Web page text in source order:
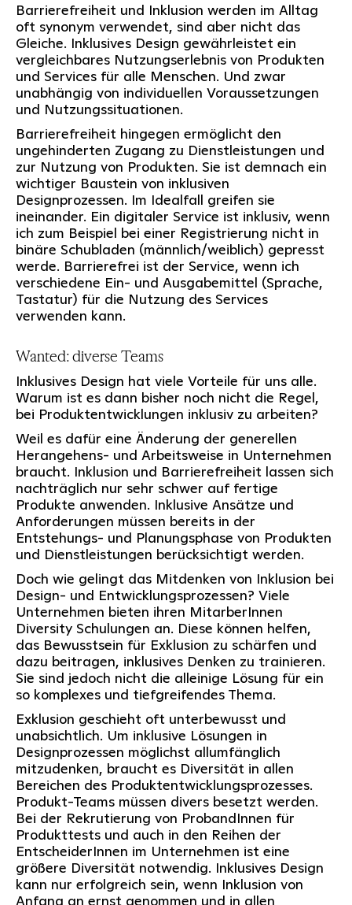
Barrierefreiheit und Inklusion werden im Alltag
oft synonym verwendet, sind aber nicht das
Gleiche. Inklusives Design gewährleistet ein
vergleichbares Nutzungserlebnis von Produkten
und Services für alle Menschen. Und zwar
unabhängig von individuellen Voraussetzungen
und Nutzungssituationen.
Barrierefreiheit hingegen ermöglicht den
ungehinderten Zugang zu Dienstleistungen und
zur Nutzung von Produkten. Sie ist demnach ein
wichtiger Baustein von inklusiven
Designprozessen. Im Idealfall greifen sie
ineinander. Ein digitaler Service ist inklusiv, wenn
ich zum Beispiel bei einer Registrierung nicht in
binäre Schubladen (männlich/weiblich) gepresst
werde. Barrierefrei ist der Service, wenn ich
verschiedene Ein- und Ausgabemittel (Sprache,
Tastatur) für die Nutzung des Services
verwenden kann.
Wanted: diverse Teams
Inklusives Design hat viele Vorteile für uns alle.
Warum ist es dann bisher noch nicht die Regel,
bei Produktentwicklungen inklusiv zu arbeiten?
Weil es dafür eine Änderung der generellen
Herangehens- und Arbeitsweise in Unternehmen
braucht. Inklusion und Barrierefreiheit lassen sich
nachträglich nur sehr schwer auf fertige
Produkte anwenden. Inklusive Ansätze und
Anforderungen müssen bereits in der
Entstehungs- und Planungsphase von Produkten
und Dienstleistungen berücksichtigt werden.
Doch wie gelingt das Mitdenken von Inklusion bei
Design- und Entwicklungsprozessen? Viele
Unternehmen bieten ihren MitarberInnen
Diversity Schulungen an. Diese können helfen,
das Bewusstsein für Exklusion zu schärfen und
dazu beitragen, inklusives Denken zu trainieren.
Sie sind jedoch nicht die alleinige Lösung für ein
so komplexes und tiefgreifendes Thema.
Exklusion geschieht oft unterbewusst und
unabsichtlich. Um inklusive Lösungen in
Designprozessen möglichst allumfänglich
mitzudenken, braucht es Diversität in allen
Bereichen des Produktentwicklungsprozesses.
Produkt-Teams müssen divers besetzt werden.
Bei der Rekrutierung von ProbandInnen für
Produkttests und auch in den Reihen der
EntscheiderInnen im Unternehmen ist eine
größere Diversität notwendig. Inklusives Design
kann nur erfolgreich sein, wenn Inklusion von
Anfang an ernst genommen und in allen